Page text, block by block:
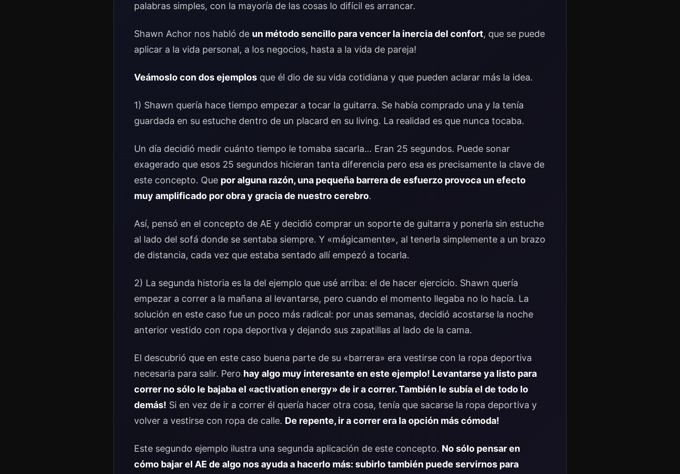
palabras simples, con la mayoría de las cosas lo difícil es arrancar.
Shawn Achor nos habló de un método sencillo para vencer la inercia del confort, que se puede
aplicar a la vida personal, a los negocios, hasta a la vida de pareja!
Veámoslo con dos ejemplos que él dio de su vida cotidiana y que pueden aclarar más la idea.
1) Shawn quería hace tiempo empezar a tocar la guitarra. Se había comprado una y la tenía
guardada en su estuche dentro de un placard en su living. La realidad es que nunca tocaba.
Un día decidió medir cuánto tiempo le tomaba sacarla… Eran 25 segundos. Puede sonar
exagerado que esos 25 segundos hicieran tanta diferencia pero esa es precisamente la clave de
este concepto. Que por alguna razón, una pequeña barrera de esfuerzo provoca un efecto
muy amplificado por obra y gracia de nuestro cerebro.
Así, pensó en el concepto de AE y decidió comprar un soporte de guitarra y ponerla sin estuche
al lado del sofá donde se sentaba siempre. Y «mágicamente», al tenerla simplemente a un brazo
de distancia, cada vez que estaba sentado allí empezó a tocarla.
2) La segunda historia es la del ejemplo que usé arriba: el de hacer ejercicio. Shawn quería
empezar a correr a la mañana al levantarse, pero cuando el momento llegaba no lo hacía. La
solución en este caso fue un poco más radical: por unas semanas, decidió acostarse la noche
anterior vestido con ropa deportiva y dejando sus zapatillas al lado de la cama.
El descubrió que en este caso buena parte de su «barrera» era vestirse con la ropa deportiva
necesaria para salir. Pero hay algo muy interesante en este ejemplo! Levantarse ya listo para
correr no sólo le bajaba el «activation energy» de ir a correr. También le subía el de todo lo
demás! Si en vez de ir a correr él quería hacer otra cosa, tenía que sacarse la ropa deportiva y
volver a vestirse con ropa de calle. De repente, ir a correr era la opción más cómoda!
Este segundo ejemplo ilustra una segunda aplicación de este concepto. No sólo pensar en
cómo bajar el AE de algo nos ayuda a hacerlo más: subirlo también puede servirnos para